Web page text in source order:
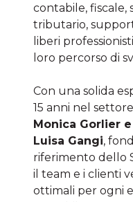
contabile, fiscale,
tributario,
liberi
loro percorso di
Con una solida
15 anni nel
Monica Gorlier
Luisa Gangi,
riferimento dello
il team e i clienti
ottimali per ogni